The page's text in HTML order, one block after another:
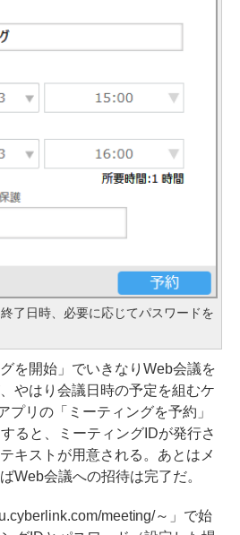
了日時、必要に応じてパスワードを
を開始」でいきなりWeb会議を
やはり会議日時の予定を組むケ
プリの「ミーティングを予約」
ると、ミーティングIDが発行さ
キストが用意される。あとはメ
Web会議への招待は完了だ。
meeting/～」で始